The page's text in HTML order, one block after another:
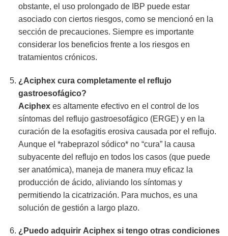
obstante, el uso prolongado de IBP puede estar
asociado con ciertos riesgos, como se mencionó en la
sección de precauciones. Siempre es importante
considerar los beneficios frente a los riesgos en
tratamientos crónicos.
¿ Aciphexcura completamente el reflujo
gastroesofágico?
Aciphexes altamente efectivo en el control de los
síntomas del reflujo gastroesofágico (ERGE) y en la
curación de la esofagitis erosiva causada por el reflujo.
Aunque el *rabeprazol sódico* no “cura” la causa
subyacente del reflujo en todos los casos (que puede
ser anatómica), maneja de manera muy eficaz la
producción de ácido, aliviando los síntomas y
permitiendo la cicatrización. Para muchos, es una
solución de gestión a largo plazo.
¿Puedo adquirir Aciphexsi tengo otras condiciones